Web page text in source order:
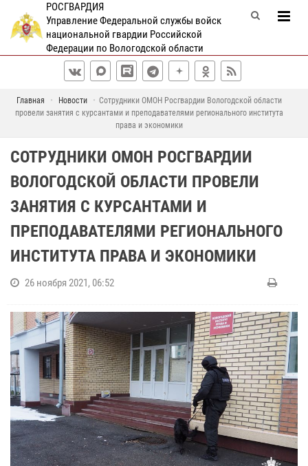
РОСГВАРДИЯ
Управление Федеральной службы войск
национальной гвардии Российской
Федерации по Вологодской области
Главная Новости
Сотрудники ОМОН Росгвардии Вологодской области
провели занятия с курсантами и преподавателями регионального института
права и экономики
СОТРУДНИКИ ОМОН РОСГВАРДИИ
ВОЛОГОДСКОЙ ОБЛАСТИ ПРОВЕЛИ
ЗАНЯТИЯ С КУРСАНТАМИ И
ПРЕПОДАВАТЕЛЯМИ РЕГИОНАЛЬНОГО
ИНСТИТУТА ПРАВА И ЭКОНОМИКИ
26 ноября 2021, 06:52